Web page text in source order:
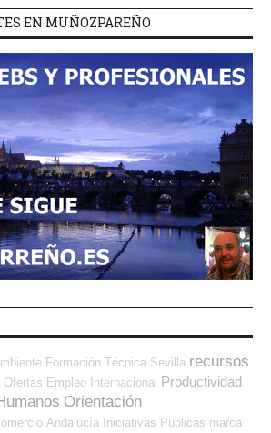
EN MUÑOZPAREÑO
Formación Técnica Sevilla recursos
Ofertas Empleo Internacional Productividad
Orientación
Andalucía Iniciativas Públicas marca